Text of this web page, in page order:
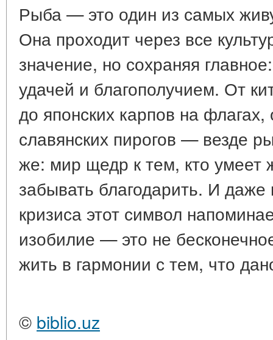
Рыба — это один из самых
Она проходит через все
значение, но сохраняя
удачей и благополучием. От
до японских карпов на флагах,
славянских пирогов — везде
же: мир щедр к тем, кто умеет
забывать благодарить. И даже
кризиса этот символ
изобилие — это не
жить в гармонии с тем, что
© biblio.uz